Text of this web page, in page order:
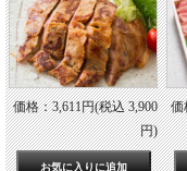
価格：3,611円(税込 3,900
円)
価